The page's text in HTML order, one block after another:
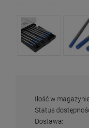
Ilość w
Status
Duża ilość–
Dostawa: